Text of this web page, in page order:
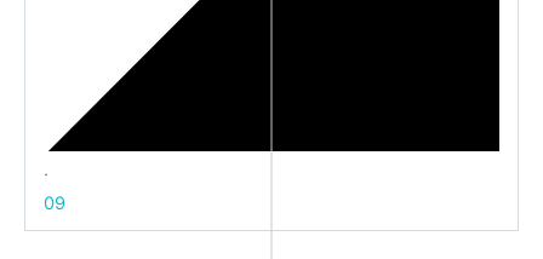
·
09